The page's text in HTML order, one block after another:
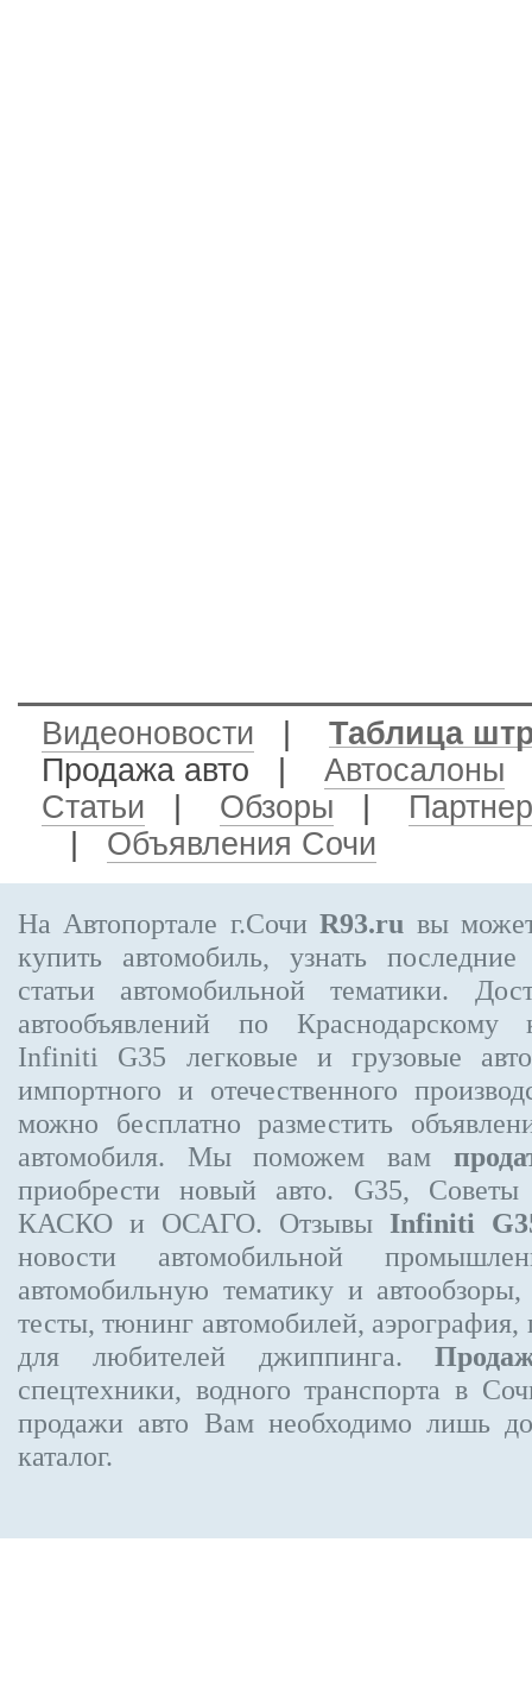
Видеоновости
Таблица
Продажа авто
Автосалоны
Статьи
Обзоры
Объявления Сочи
На Автопортале г.СочиR93.ru вы
купить автомобиль, узнать
статьи автомобильной тематики.
автообъявлений по
Infiniti G35 легковые и грузовые
импортного и отечественного
можно бесплатно разместить
автомобиля. Мы поможем вам
приобрести новый авто. G35, Советы
КАСКО и ОСАГО. Отзывы Infiniti
новости автомобильной
автомобильную тематику и
тесты, тюнинг автомобилей,
для любителей джиппинга.
спецтехники, водного транспорта в
продажи авто Вам необходимо лишь
каталог.